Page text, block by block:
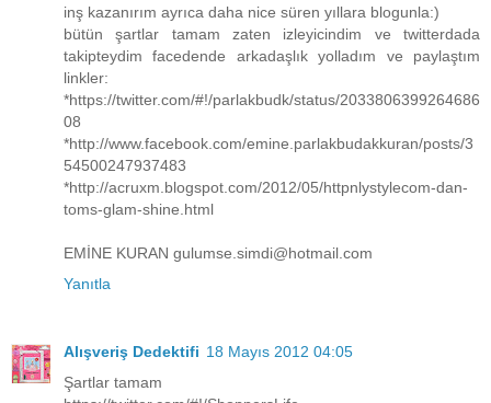
inş kazanırım ayrıca daha nice süren yıllara blogunla:)
bütün şartlar tamam zaten izleyicindim ve twitterdada
takipteydim facedende arkadaşlık yolladım ve paylaştım
linkler:
*https://twitter.com/#!/parlakbudk/status/2033806399264686
08
*http://www.facebook.com/emine.parlakbudakkuran/posts/3
54500247937483
*http://acruxm.blogspot.com/2012/05/httpnlystylecom-dan-
toms-glam-shine.html
EMİNE KURAN gulumse.simdi@hotmail.com
Yanıtla
Alışveriş Dedektifi 18 Mayıs 2012 04:05
Şartlar tamam